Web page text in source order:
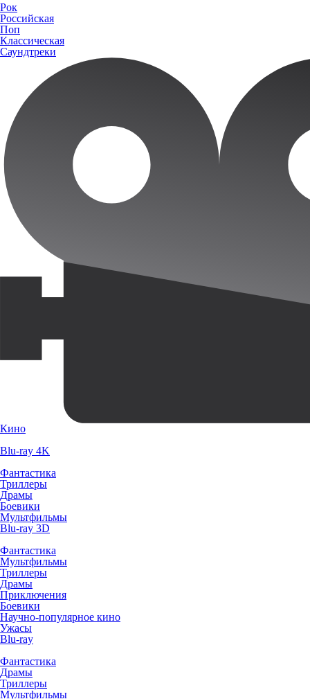
Рок
Российская
Поп
Классическая
Саундтреки
Кино
Blu-ray 4K
Фантастика
Триллеры
Драмы
Боевики
Мультфильмы
Blu-ray 3D
Фантастика
Мультфильмы
Триллеры
Драмы
Приключения
Боевики
Научно-популярное кино
Ужасы
Blu-ray
Фантастика
Драмы
Триллеры
Мультфильмы